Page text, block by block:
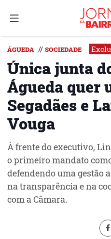
ÁGUEDA // SOCIEDADE
Única junta
Águeda quer
Segadães e
Vouga
À frente do executivo,
o primeiro mandato
defendendo uma gestão
na transparência e na
com a Câmara.